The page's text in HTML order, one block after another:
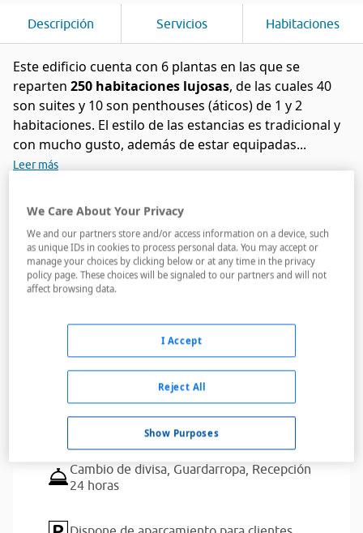
Descripción Servicios Habitaciones
Este edificio cuenta con 6 plantas en las que se
reparten 250 habitaciones lujosas, de las cuales 40
son suites y 10 son penthouses (áticos) de 1 y 2
habitaciones. El estilo de las estancias es tradicional y
con mucho gusto, además de estar equipadas...
Leer más
Servicios del alojamiento
Billar,Golf,Programa de animación,Tenis
MasterCard,Visa
Bares,Campo de golf,Piscina / área
infantil,Pista de tenis,Playa,
Sala de conferencias,
de televisión,Tiendas
Adaptado para discapacitados
Cambio de divisa, Guardarropa, Recepción
24 horas
We Care About Your Privacy
We and our partners store and/or access information on a device, such
as unique IDs in cookies to process personal data. You may accept or
manage your choices by clicking below or at any time in the privacy
policy page. These choices will be signaled to our partners and will not
affect browsing data.
Show Purposes
Reject All
I Accept